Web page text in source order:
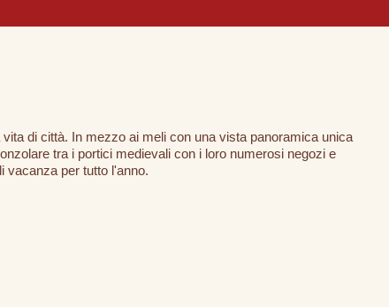
di città. In mezzo ai meli con una vista panoramica unica
tra i portici medievali con i loro numerosi negozi e
vacanza per tutto l'anno.